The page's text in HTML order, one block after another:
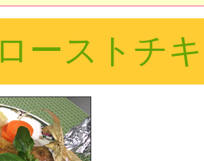
ローストチ